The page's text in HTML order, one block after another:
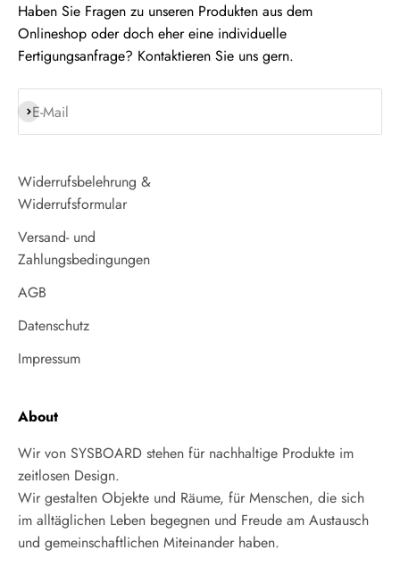
Haben Sie Fragen zu unseren Produkten aus dem
Onlineshop oder doch eher eine individuelle
Fertigungsanfrage? Kontaktieren Sie uns gern.
E-Mail
Abonnieren
Widerrufsbelehrung &
Widerrufsformular
Versand- und
Zahlungsbedingungen
AGB
Datenschutz
Impressum
About
Wir von SYSBOARD stehen für nachhaltige Produkte im
zeitlosen Design.
Wir gestalten Objekte und Räume, für Menschen, die sich
im alltäglichen Leben begegnen und Freude am Austausch
und gemeinschaftlichen Miteinander haben.